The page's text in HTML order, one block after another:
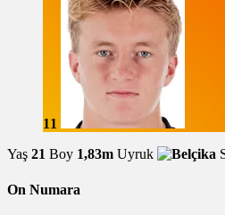
11
Yaş 21 Boy 1,83m Uyruk
On Numara